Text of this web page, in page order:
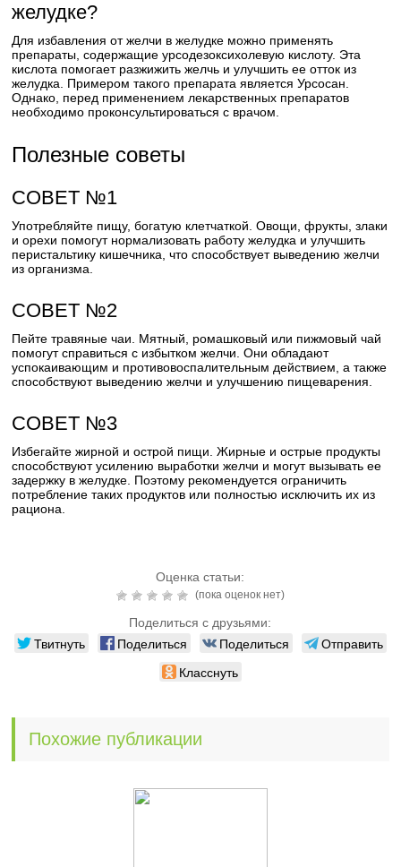
желудке?
Для избавления от желчи в желудке можно применять
препараты, содержащие урсодезоксихолевую кислоту. Эта
кислота помогает разжижить желчь и улучшить ее отток из
желудка. Примером такого препарата является Урсосан.
Однако, перед применением лекарственных препаратов
необходимо проконсультироваться с врачом.
Полезные советы
СОВЕТ №1
Употребляйте пищу, богатую клетчаткой. Овощи, фрукты, злаки
и орехи помогут нормализовать работу желудка и улучшить
перистальтику кишечника, что способствует выведению желчи
из организма.
СОВЕТ №2
Пейте травяные чаи. Мятный, ромашковый или пижмовый чай
помогут справиться с избытком желчи. Они обладают
успокаивающим и противовоспалительным действием, а также
способствуют выведению желчи и улучшению пищеварения.
СОВЕТ №3
Избегайте жирной и острой пищи. Жирные и острые продукты
способствуют усилению выработки желчи и могут вызывать ее
задержку в желудке. Поэтому рекомендуется ограничить
потребление таких продуктов или полностью исключить их из
рациона.
Оценка статьи:
(пока оценок нет)
Поделиться с друзьями:
Твитнуть Поделиться Поделиться
Отправить
Класснуть
Похожие публикации